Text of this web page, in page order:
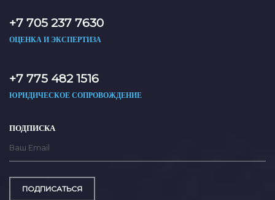
+7 705 237 7630
ОЦЕНКА И ЭКСПЕРТИЗА
+7 775 482 1516
ЮРИДИЧЕСКОЕ СОПРОВОЖДЕНИЕ
ПОДПИСКА
ПОДПИСАТЬСЯ